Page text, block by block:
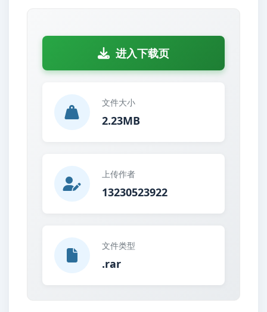
进入下载页
文件大小
2.23MB
上传作者
13230523922
文件类型
.rar